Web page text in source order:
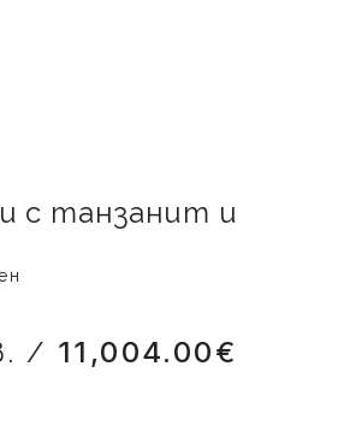
с танзанит и
/ 11,004.00€